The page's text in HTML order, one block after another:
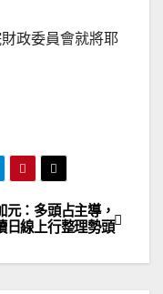
委員會就將耶
元：多頭占主導，
日線上行整理勢頭